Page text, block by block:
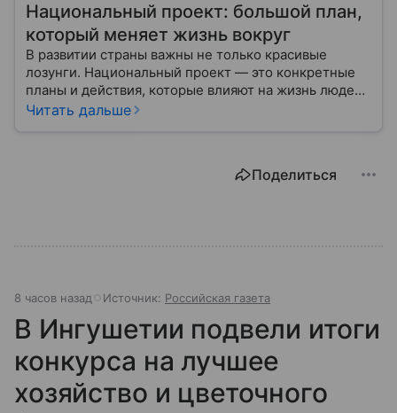
Национальный проект: большой план,
который меняет жизнь вокруг
В развитии страны важны не только красивые
лозунги. Национальный проект — это конкретные
планы и действия, которые влияют на жизнь людей
уже сегодня.
Читать дальше
Поделиться
8 часов назад Источник: Российская газета
В Ингушетии подвели итоги
конкурса на лучшее
хозяйство и цветочного